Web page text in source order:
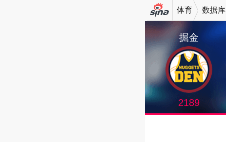
机新浪
网
体育 数据库
掘金
2189